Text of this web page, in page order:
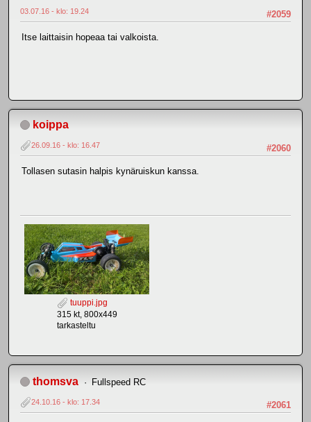
#2059
03.07.16 - klo: 19.24
Itse laittaisin hopeaa tai valkoista.
koippa
#2060
26.09.16 - klo: 16.47
Tollasen sutasin halpis kynäruiskun kanssa.
tuuppi.jpg
315 kt, 800x449
tarkasteltu
thomsva Fullspeed RC
#2061
24.10.16 - klo: 17.34